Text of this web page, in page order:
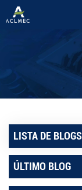
LISTA DE BLOGS
ÚLTIMO BLOG